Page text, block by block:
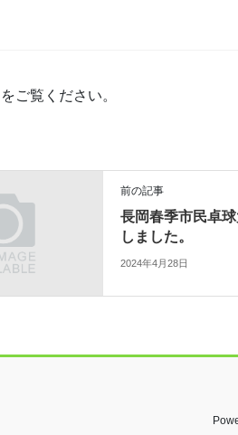
をご覧ください。
前の記事
長岡春季市民卓
しました。
2024年4月28日